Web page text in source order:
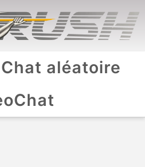
Chat aléatoire